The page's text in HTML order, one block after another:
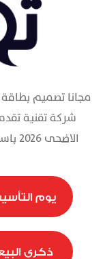
شركة تقنية
الاضحى 2026 باسمك مجاناً بأكثر من 1000 تصميم مجاني
يوم
ذكرى